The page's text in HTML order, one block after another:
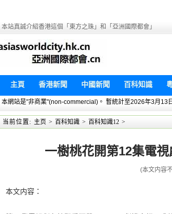
本站真誠介紹香港這個「東方之珠」和「亞洲國際都會」
主頁 香港新聞 中國新聞 百科知識
本網站是"非商業"(non-commercial)。 暫統計至2026年3月13
当前位置: 主页 > 百科知識 > 百科知識12 >
一樹桃花開第12集電
(本文内容
本文内容：